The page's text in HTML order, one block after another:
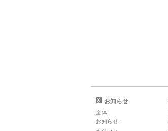
お知らせ
全体
お知らせ